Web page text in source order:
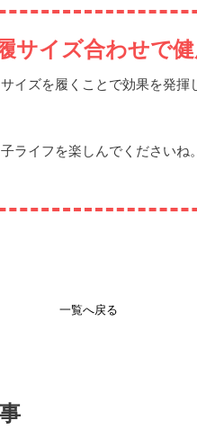
サイズ合わせで健
イズを履くことで効果を発
ライフを楽しんでくださいね。
一覧へ戻る